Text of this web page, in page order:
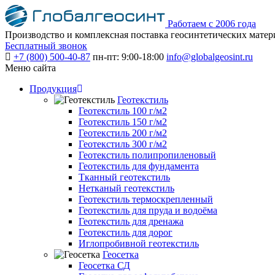
Работаем с 2006 года
Производство и комплексная поставка геосинтетических
Бесплатный звонок
+7 (800) 500-40-87 пн-пт: 9:00-18:00 info@globalgeosint.ru
Меню сайта
Продукция
Геотекстиль
Геотекстиль 100 г/м2
Геотекстиль 150 г/м2
Геотекстиль 200 г/м2
Геотекстиль 300 г/м2
Геотекстиль полипропиленовый
Геотекстиль для фундамента
Тканный геотекстиль
Нетканый геотекстиль
Геотекстиль термоскрепленный
Геотекстиль для пруда и водоёма
Геотекстиль для дренажа
Геотекстиль для дорог
Иглопробивной геотекстиль
Геосетка
Геосетка СД